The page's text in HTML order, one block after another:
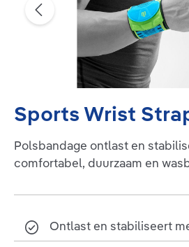
Sports Wrist
Polsbandage ontlast en
comfortabel, duurzaam en
Ontlast en stabiliseert